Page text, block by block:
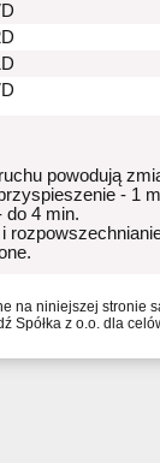
powodują
- 1
do 4 min.
i
na niniejszej
Spółka z o.o. dla